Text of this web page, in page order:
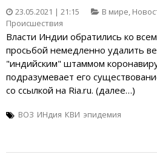
23.05.2021 | 21:15 В мире,
Происшествия
Власти Индии обратились ко
просьбой немедленно удалить
"индийским" штаммом
подразумевает его
со ссылкой на Ria.ru. (далее…)
ВОЗ ИНдия КВИ эпидемия